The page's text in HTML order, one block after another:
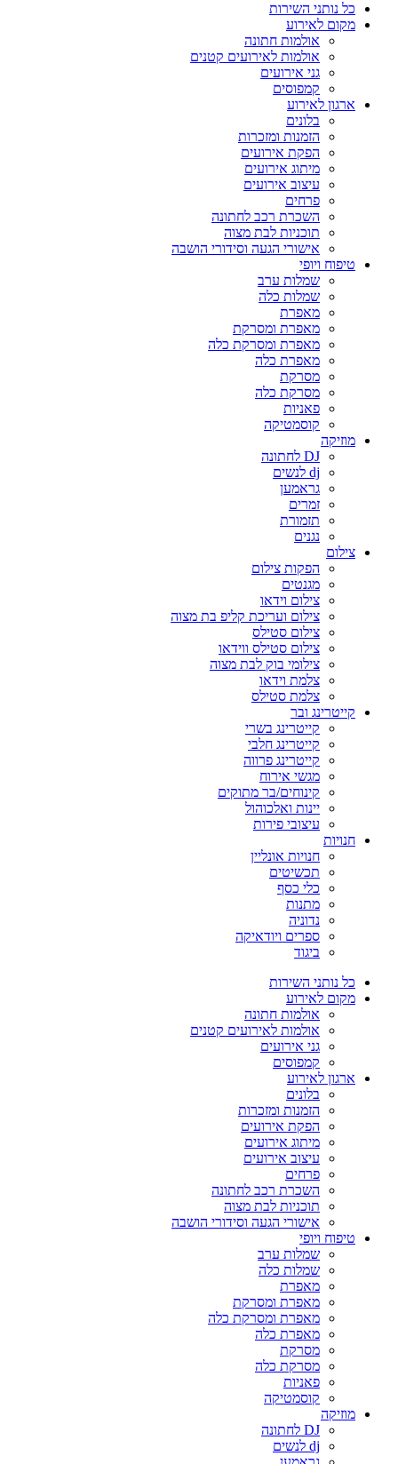
כל נותני השירות
מקום לאירוע
אולמות חתונה
אולמות לאירועים קטנים
גני אירועים
קמפוסים
ארגון לאירוע
בלונים
הזמנות ומזכרות
הפקת אירועים
מיתוג אירועים
עיצוב אירועים
פרחים
השכרת רכב לחתונה
תוכניות לבת מצוה
אישורי הגעה וסידורי הושבה
טיפוח ויופי
שמלות ערב
שמלות כלה
מאפרת
מאפרת ומסרקת
מאפרת ומסרקת כלה
מאפרת כלה
מסרקת
מסרקת כלה
פאניות
קוסמטיקה
מוזיקה
DJ לחתונה
dj לנשים
גראמען
זמרים
תזמורת
נגנים
צילום
הפקות צילום
מגנטים
צילום וידאו
צילום ועריכת קליפ בת מצוה
צילום סטילס
צילום סטילס ווידאו
צילומי בוק לבת מצוה
צלמת וידאו
צלמת סטילס
קייטרינג ובר
קייטרינג בשרי
קייטרינג חלבי
קייטרינג פרווה
מגשי אירוח
קינוחים/בר מתוקים
יינות ואלכוהול
עיצובי פירות
חנויות
חנויות אונליין
תכשיטים
כלי כסף
מתנות
נדוניה
ספרים ויודאיקה
ביגוד
כל נותני השירות
מקום לאירוע
אולמות חתונה
אולמות לאירועים קטנים
גני אירועים
קמפוסים
ארגון לאירוע
בלונים
הזמנות ומזכרות
הפקת אירועים
מיתוג אירועים
עיצוב אירועים
פרחים
השכרת רכב לחתונה
תוכניות לבת מצוה
אישורי הגעה וסידורי הושבה
טיפוח ויופי
שמלות ערב
שמלות כלה
מאפרת
מאפרת ומסרקת
מאפרת ומסרקת כלה
מאפרת כלה
מסרקת
מסרקת כלה
פאניות
קוסמטיקה
מוזיקה
DJ לחתונה
dj לנשים